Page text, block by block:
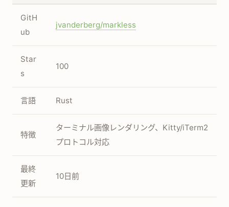
GitH
ub
jvanderberg/markless
Star
s
100
言語 Rust
特徴
ターミナル画像レンダリング、Kitty/iTerm2
プロトコル対応
最終
更新
10日前